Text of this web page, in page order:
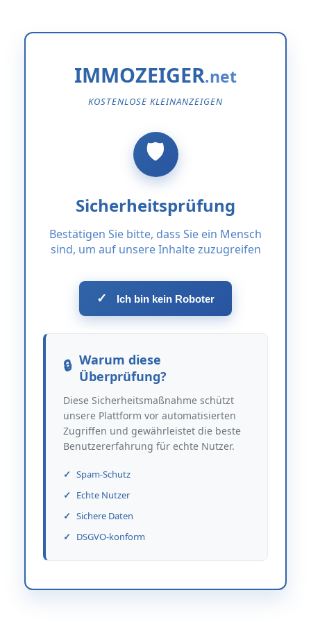
IMMOZEIGER
KOSTENLOSE KLEINANZEIGEN
Sicherheitsprüfung
Bestätigen Sie bitte, dass Sie ein Mensch
sind, um auf unsere Inhalte zuzugreifen
✓ Ich bin kein Roboter
Warum diese
Überprüfung?
Diese Sicherheitsmaßnahme schützt
unsere Plattform vor automatisierten
Zugriffen und gewährleistet die beste
Benutzererfahrung für echte Nutzer.
Spam-Schutz
Echte Nutzer
Sichere Daten
DSGVO-konform